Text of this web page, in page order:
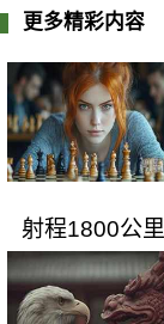
更多精彩内容
射程1800公里